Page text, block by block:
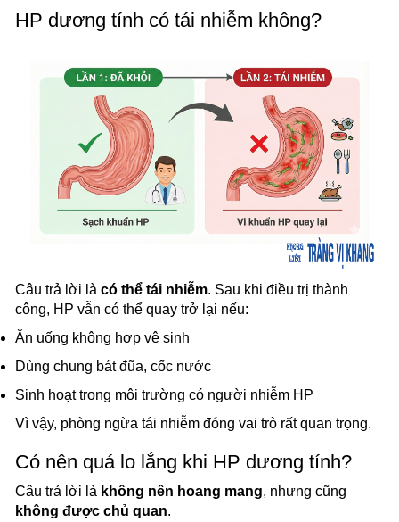
HP dương tính có tái nhiễm không?
Câu trả lời là có thể tái nhiễm. Sau khi điều trị thành
công, HP vẫn có thể quay trở lại nếu:
Ăn uống không hợp vệ sinh
Dùng chung bát đũa, cốc nước
Sinh hoạt trong môi trường có người nhiễm HP
Vì vậy, phòng ngừa tái nhiễm đóng vai trò rất quan trọng.
Có nên quá lo lắng khi HP dương tính?
Câu trả lời là không nên hoang mang, nhưng cũng
không được chủ quan.